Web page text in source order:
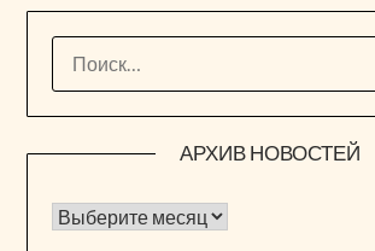
АРХИВ НОВОСТЕЙ
Архив новостей